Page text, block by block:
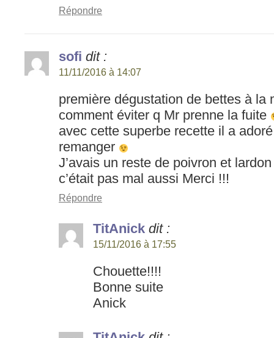
Répondre
sofi dit :
11/11/2016 à 14:07
première dégustation de bettes à la
comment éviter q Mr prenne la fuite
avec cette superbe recette il a
remanger
J’avais un reste de poivron et
c’était pas mal aussi Merci !!!
Répondre
TitAnick dit :
15/11/2016 à 17:55
Chouette!!!!
Bonne suite
Anick